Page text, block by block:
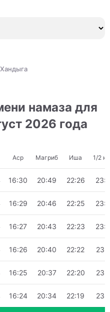
Хандыга
намаза для
2026 года
Аср Магриб Иша 1/2
16:30 20:49 22:26
16:29 20:46 22:25
16:27 20:43 22:23
16:26 20:40 22:22
16:25 20:37 22:20
16:24 20:34 22:19